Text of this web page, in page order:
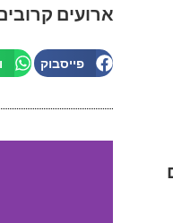
ארועים
פייסבוק